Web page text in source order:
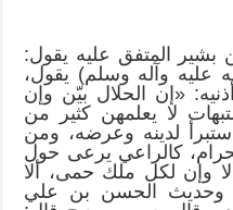
بشير المتفق عليه يقول:
وآله وسلم) يقول،
«إن الحلال بيّن وإن
لا يعلمهن كثير من
لدينه وعرضه، ومن
كالراعي يرعى حول
وإن لكل ملك حمى، ألا
وحديث الحسن بن علي